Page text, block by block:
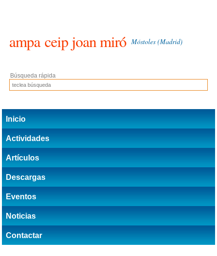
ampaceip joan miró Móstoles (Madrid)
Búsqueda rápida
Inicio
Actividades
Artículos
Descargas
Eventos
Noticias
Contactar